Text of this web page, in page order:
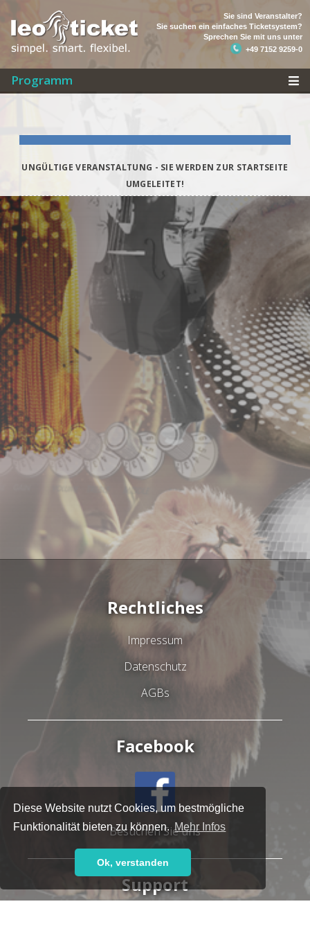
Diese Website nutzt Cookies, um bestmögliche
Funktionalität bieten zu können. Mehr Infos
Ok, verstanden
Sie sind Veranstalter?
Sie suchen ein einfaches Ticketsystem?
Sprechen Sie mit uns unter
+49 7152 9259-0
Programm
UNGÜLTIGE VERANSTALTUNG - SIE WERDEN ZUR STARTSEITE
UMGELEITET!
Rechtliches
Impressum
Datenschutz
AGBs
Facebook
Besuchen Sie uns
Support